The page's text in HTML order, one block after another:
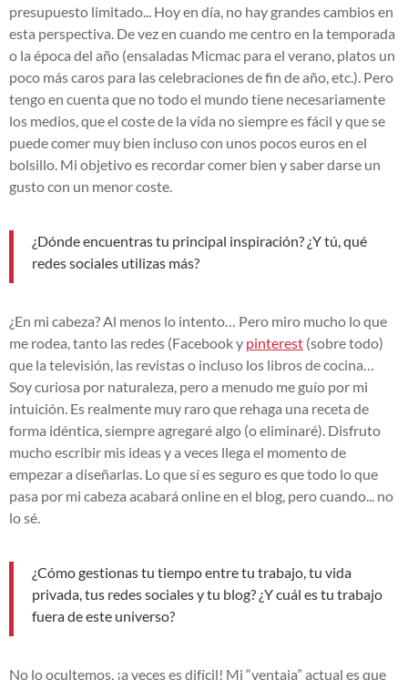
presupuesto limitado... Hoy en día, no hay grandes cambios en
esta perspectiva. De vez en cuando me centro en la temporada
o la época del año (ensaladas Micmac para el verano, platos un
poco más caros para las celebraciones de fin de año, etc.). Pero
tengo en cuenta que no todo el mundo tiene necesariamente
los medios, que el coste de la vida no siempre es fácil y que se
puede comer muy bien incluso con unos pocos euros en el
bolsillo. Mi objetivo es recordar comer bien y saber darse un
gusto con un menor coste.
¿Dónde encuentras tu principal inspiración? ¿Y tú, qué
redes sociales utilizas más?
¿En mi cabeza? Al menos lo intento… Pero miro mucho lo que
me rodea, tanto las redes (Facebook y pinterest (sobre todo)
que la televisión, las revistas o incluso los libros de cocina…
Soy curiosa por naturaleza, pero a menudo me guío por mi
intuición. Es realmente muy raro que rehaga una receta de
forma idéntica, siempre agregaré algo (o eliminaré). Disfruto
mucho escribir mis ideas y a veces llega el momento de
empezar a diseñarlas. Lo que sí es seguro es que todo lo que
pasa por mi cabeza acabará online en el blog, pero cuando... no
lo sé.
¿Cómo gestionas tu tiempo entre tu trabajo, tu vida
privada, tus redes sociales y tu blog? ¿Y cuál es tu trabajo
fuera de este universo?
No lo ocultemos, ¡a veces es difícil! Mi “ventaja” actual es que